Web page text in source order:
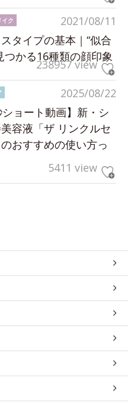
2021/08/11
イク
タイプの基本｜“似合
つかる16種類の顔印象
238957 view
2025/08/22
ショート動画】新・シ
容液「ザ リンクルセ
おすすめの使い方っ
5411 view